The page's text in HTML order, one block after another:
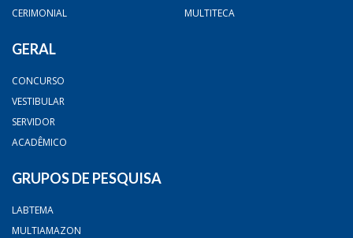
CERIMONIAL
MULTITECA
GERAL
CONCURSO
VESTIBULAR
SERVIDOR
ACADÊMICO
GRUPOS DE PESQUISA
LABTEMA
MULTIAMAZON